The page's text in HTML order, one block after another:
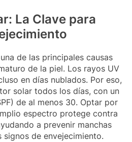
La Clave para
de las principales causas
de la piel. Los rayos UV
en días nublados. Por eso,
solar todos los días, con un
de al menos 30. Optar por
espectro protege contra
a prevenir manchas
de envejecimiento.